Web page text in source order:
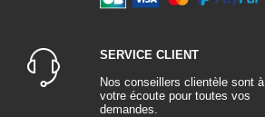
SERVICE CLIENT
Nos conseillers clientèle sont à
votre écoute pour toutes vos
demandes.